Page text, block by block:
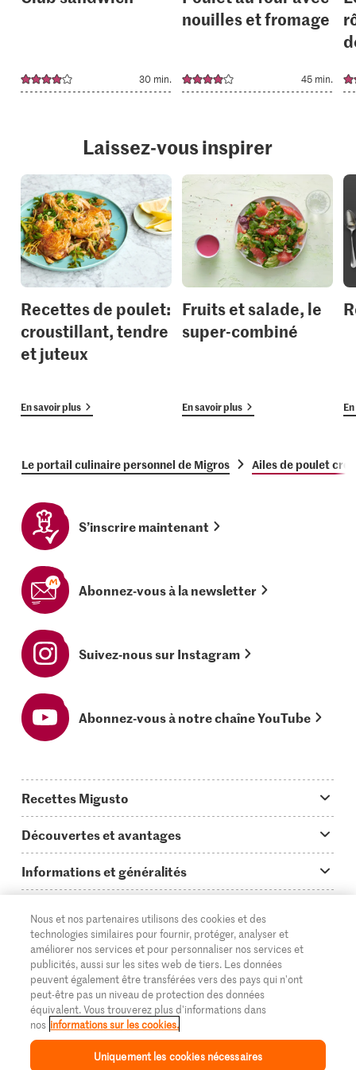
30 min.
nouilles et fromage
45 min.
Laissez-vous inspirer
Recettes de poulet:
croustillant, tendre
et juteux
En savoir plus
Fruits et salade, le
super-combiné
En savoir plus
Le portail culinaire personnel de Migros Ailes de poulet
S’inscrire maintenant
Abonnez-vous à la newsletter
Suivez-nous sur Instagram
Abonnez-vous à notre chaîne YouTube
Recettes Migusto
Idées de menus
Plats principaux
Simple & vite prêt
Apéritif
Préparations au four
Enfants & famille
Toutes les recettes
Découvertes et avantages
On en parle...
Tutoriels
Glossaire des ingrédients
Login Migusto
Magazine Migusto
Informations et généralités
Questions concernant Migusto
Cuisiner avec Migusto
Service clientèle & contact
Publicité
Impressum
Mentions légales
Supermarché
Migros Online
À propos de Migros
Magasins
© 2026 La Fédération des coopératives Migros
DE FR IT
Nous et nos partenaires utilisons des cookies et des
technologies similaires pour fournir, protéger, analyser et
améliorer nos services et pour personnaliser nos services et
publicités, aussi sur les sites web de tiers. Les données
peuvent également être transférées vers des pays qui n'ont
peut-être pas un niveau de protection des données
équivalent. Vous trouverez plus d'informations dans
nos informations sur les cookies.
Uniquement les cookies nécessaires